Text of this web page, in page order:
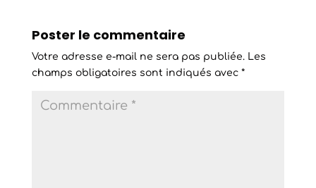
Poster le commentaire
Votre adresse e-mail ne sera pas publiée. Les
champs obligatoires sont indiqués avec *